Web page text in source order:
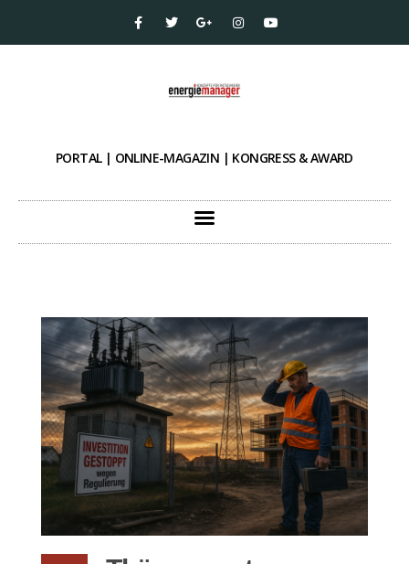
PORTAL | ONLINE-MAGAZIN | KONGRESS & AWARD